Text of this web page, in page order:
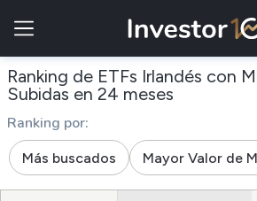
Ranking de ETFs Irlandés con
Subidas en 24 meses
Ranking por:
Más buscados Mayor Valor de